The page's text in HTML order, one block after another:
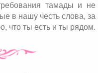
тамады и не
в нашу честь слова, за
что ты есть и ты рядом.